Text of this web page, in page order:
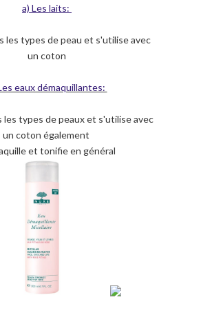
a) Les laits:
les types de peau et s'utilise avec
un coton
eaux démaquillantes:
les types de peaux et s'utilise avec
un coton également
et tonifie en général